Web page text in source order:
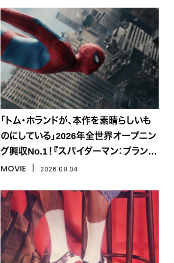
「トム・ホランドが、本作を素晴らしいも
のにしている」2026年全世界オープニン
グ興収No.1！『スパイダーマン：ブラン
ド・ニュー・デイ』
MOVIE 2026.08.04